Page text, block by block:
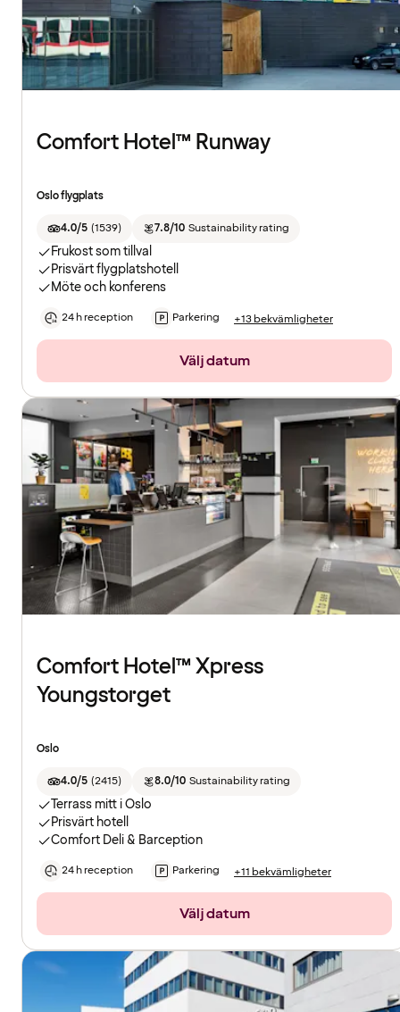
Comfort Hotel™ Runway
Oslo flygplats
4.0/5 (1539) 7.8/10 Sustainability rating
Frukost som tillval
Prisvärt flygplatshotell
Möte och konferens
24 h reception Parkering +13 bekvämligheter
Välj datum
Comfort Hotel™ Xpress
Youngstorget
Oslo
4.0/5 (2415) 8.0/10 Sustainability rating
Terrass mitt i Oslo
Prisvärt hotell
Comfort Deli & Barception
24 h reception Parkering +11 bekvämligheter
Välj datum